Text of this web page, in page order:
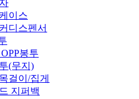
이스
디스펜서
봉투
(무지)
걸이/집게
지퍼백